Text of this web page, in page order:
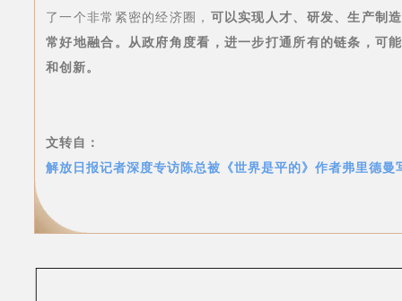
了一个非常紧密的经济圈， 可以实现人才、研发、生产制
常好地融合。从政府角度看，进一步打通所有的链条，可
和创新。
文转自：
解放日报记者深度专访陈总被《世界是平的》作者弗里德曼